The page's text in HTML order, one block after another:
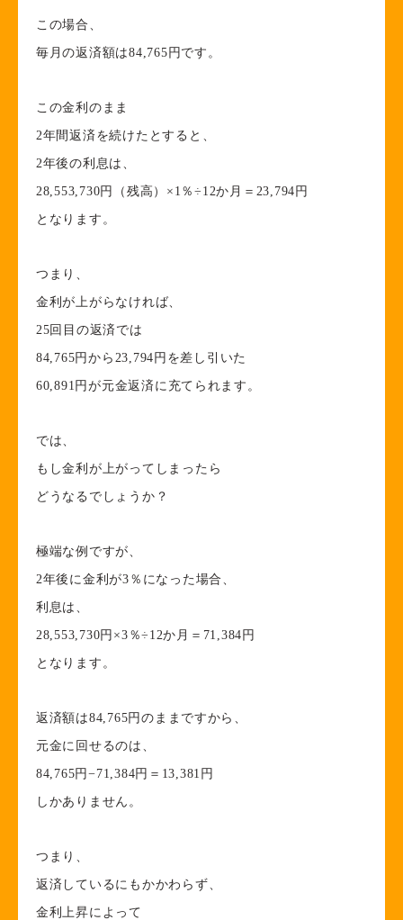
この場合、
毎月の返済額は84,765円です。
この金利のまま
2年間返済を続けたとすると、
2年後の利息は、
28,553,730円（残高）×1％÷12か月＝23,794円
となります。
つまり、
金利が上がらなければ、
25回目の返済では
84,765円から23,794円を差し引いた
60,891円が元金返済に充てられます。
では、
もし金利が上がってしまったら
どうなるでしょうか？
極端な例ですが、
2年後に金利が3％になった場合、
利息は、
28,553,730円×3％÷12か月＝71,384円
となります。
返済額は84,765円のままですから、
元金に回せるのは、
84,765円−71,384円＝13,381円
しかありません。
つまり、
返済しているにもかかわらず、
金利上昇によって